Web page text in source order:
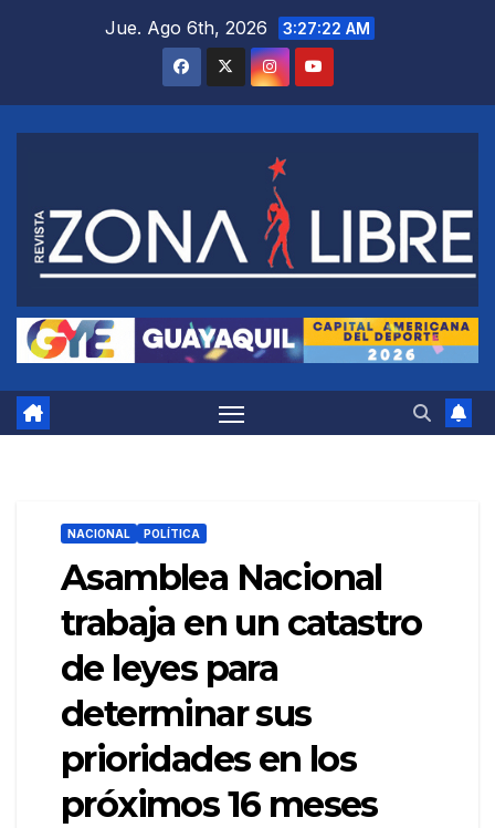
Jue. Ago 6th, 2026 3:27:23 AM
NACIONAL POLÍTICA
Asamblea Nacional
trabaja en un catastro
de leyes para
determinar sus
prioridades en los
próximos 16 meses